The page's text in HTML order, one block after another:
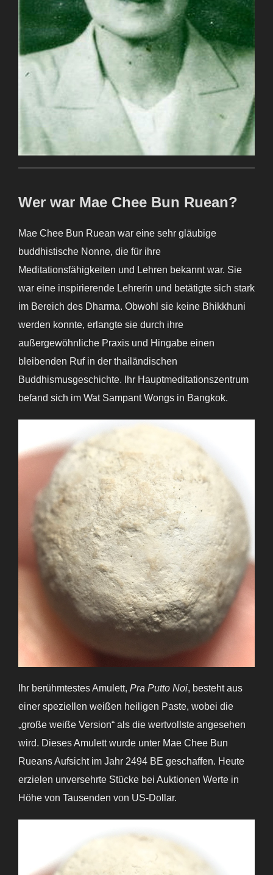
Wer war Mae Chee Bun Ruean?
Mae Chee Bun Ruean war eine sehr gläubige
buddhistische Nonne, die für ihre
Meditationsfähigkeiten und Lehren bekannt war. Sie
war eine inspirierende Lehrerin und betätigte sich stark
im Bereich des Dharma. Obwohl sie keine Bhikkhuni
werden konnte, erlangte sie durch ihre
außergewöhnliche Praxis und Hingabe einen
bleibenden Ruf in der thailändischen
Buddhismusgeschichte. Ihr Hauptmeditationszentrum
befand sich im Wat Sampant Wongs in Bangkok.
Ihr berühmtestes Amulett, Pra Putto Noi, besteht aus
einer speziellen weißen heiligen Paste, wobei die
„große weiße Version“ als die wertvollste angesehen
wird. Dieses Amulett wurde unter Mae Chee Bun
Rueans Aufsicht im Jahr 2494 BE geschaffen. Heute
erzielen unversehrte Stücke bei Auktionen Werte in
Höhe von Tausenden von US-Dollar.